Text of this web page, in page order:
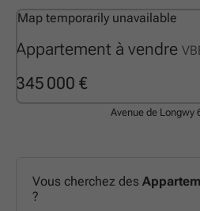
Appartement à vendre
345 000 €
Map temporarily unavailable
Avenue de Longwy
Vous cherchez des
?